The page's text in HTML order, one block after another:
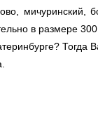
мичуринский,
в размере 300
Тогда